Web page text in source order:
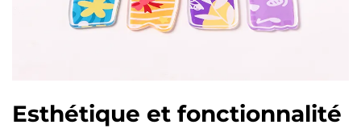
Esthétique et fonctionnalité